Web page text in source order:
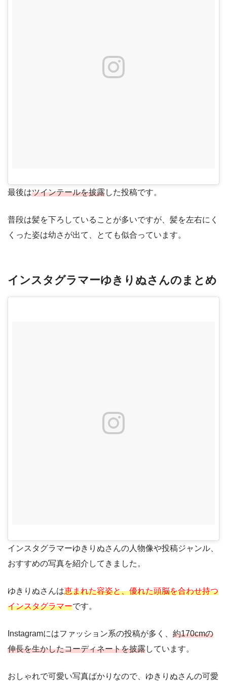
最後はツインテールを披露した投稿です。
普段は髪を下ろしていることが多いですが、髪を左右にく
くった姿は幼さが出て、とても似合っています。
インスタグラマーゆきりぬさんのまとめ
インスタグラマーゆきりぬさんの人物像や投稿ジャンル、
おすすめの写真を紹介してきました。
ゆきりぬさんは恵まれた容姿と、優れた頭脳を合わせ持つ
インスタグラマーです。
Instagramにはファッション系の投稿が多く、 約170cmの
伸長を生かしたコーディネートを披露しています。
おしゃれで可愛い写真ばかりなので、ゆきりぬさんの可愛